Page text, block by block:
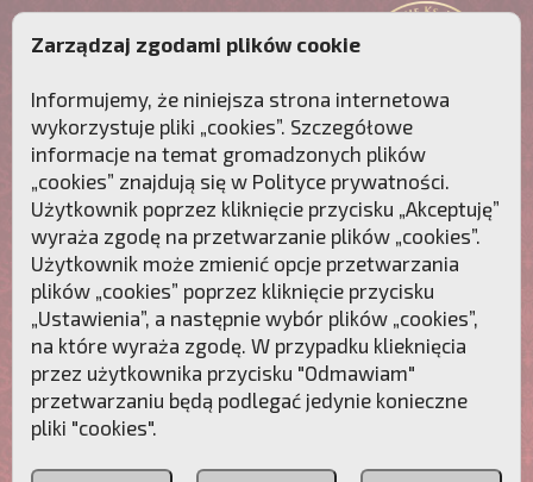
Przebudźmy sumienia Polaków!
Polonia
Christiana
PCh24.pl
Przymierze
Zarządzaj zgodami plików cookie
Informujemy, że niniejsza strona internetowa
wykorzystuje pliki „cookies”. Szczegółowe
informacje na temat gromadzonych plików
„cookies” znajdują się w Polityce prywatności.
Użytkownik poprzez kliknięcie przycisku „Akceptuję”
wyraża zgodę na przetwarzanie plików „cookies”.
Użytkownik może zmienić opcje przetwarzania
plików „cookies” poprzez kliknięcie przycisku
„Ustawienia”, a następnie wybór plików „cookies”,
na które wyraża zgodę. W przypadku klieknięcia
przez użytkownika przycisku "Odmawiam"
przetwarzaniu będą podlegać jedynie konieczne
pliki "cookies".